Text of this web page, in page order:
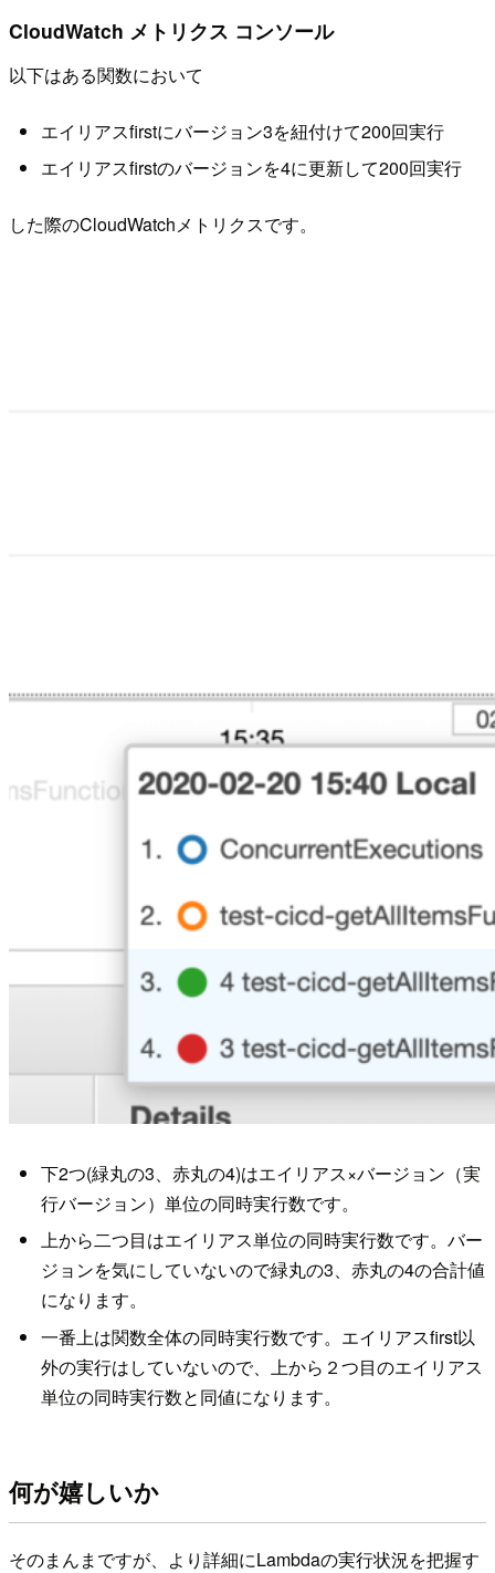
CloudWatch メトリクス コンソール
以下はある関数において
エイリアスfirstにバージョン3を紐付けて200回実行
エイリアスfirstのバージョンを4に更新して200回実行
した際のCloudWatchメトリクスです。
下2つ(緑丸の3、赤丸の4)はエイリアス×バージョン（実
行バージョン）単位の同時実行数です。
上から二つ目はエイリアス単位の同時実行数です。バー
ジョンを気にしていないので緑丸の3、赤丸の4の合計値
になります。
一番上は関数全体の同時実行数です。エイリアスfirst以
外の実行はしていないので、上から２つ目のエイリアス
単位の同時実行数と同値になります。
何が嬉しいか
そのまんまですが、より詳細にLambdaの実行状況を把握す